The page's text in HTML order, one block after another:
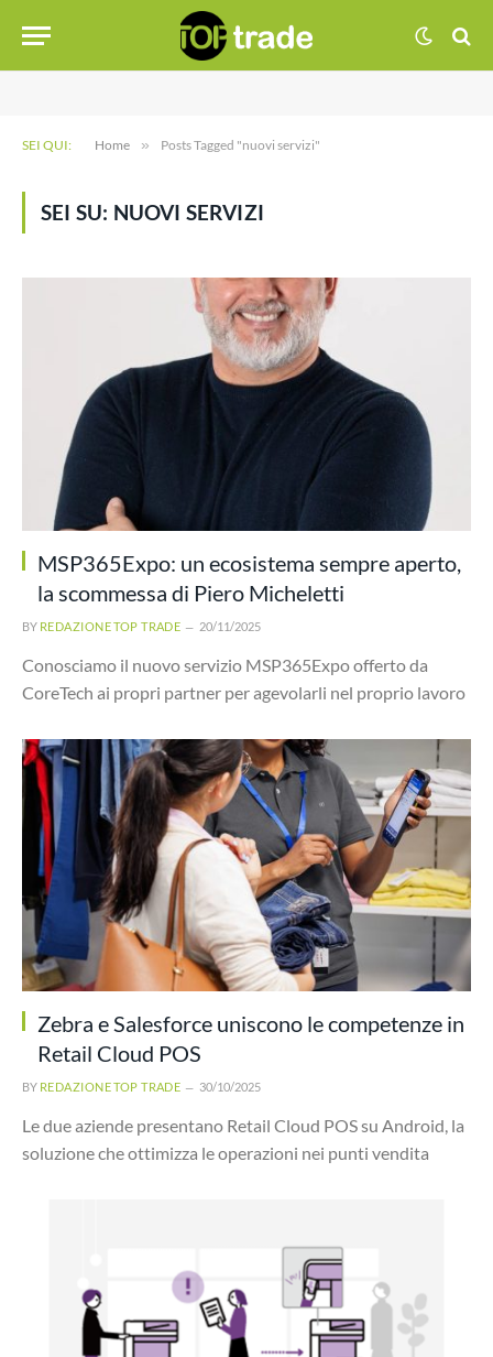
SEI QUI: Home » Posts Tagged "nuovi servizi"
SEI SU: NUOVI SERVIZI
MSP365Expo: un ecosistema sempre aperto,
la scommessa di Piero Micheletti
BY REDAZIONE TOP TRADE 20/11/2025
Conosciamo il nuovo servizio MSP365Expo offerto da
CoreTech ai propri partner per agevolarli nel proprio lavoro
Zebra e Salesforce uniscono le competenze in
Retail Cloud POS
BY REDAZIONE TOP TRADE 30/10/2025
Le due aziende presentano Retail Cloud POS su Android, la
soluzione che ottimizza le operazioni nei punti vendita